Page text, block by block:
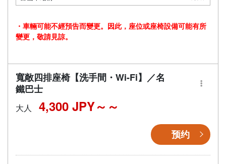
・車輛可能不經預告而變更。因此，座位或座椅設備可能有所
變更，敬請見諒。
寬敞四排座椅【洗手間・Wi-Fi】／名
鐵巴士
大人 4,300 JPY～
预约